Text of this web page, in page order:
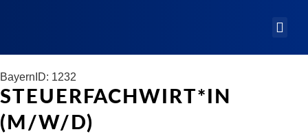
Bayern ID: 1232
STEUERFACHWIRT*IN
(M/W/D)